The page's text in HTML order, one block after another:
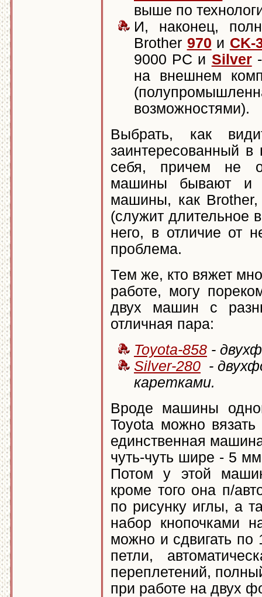
выше по
И, наконец,
Brother 970 и CK-
9000 PC и Silver-
на внешнем
возможностями).
Выбрать, как
заинтересованный
себя, причем не
машины бывают и
машины, как Brother,
(служит длительное
него, в отличие от
проблема.
Тем же, кто вяжет
работе, могу
двух машин с
отличная пара:
Toyota-858 -
Silver-280 -
каретками.
Вроде машины
Toyota можно
единственная
чуть-чуть шире - 5
Потом у этой
кроме того она п/
по рисунку иглы, а
набор кнопочками
можно и сдвигать по
петли,
переплетений,
при работе на двух